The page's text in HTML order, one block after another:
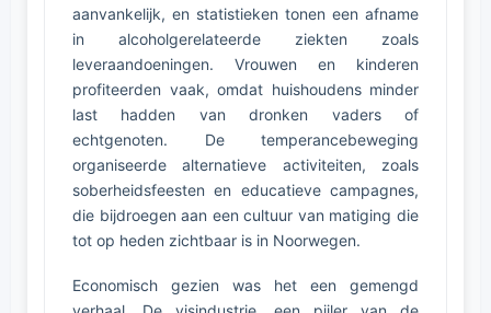
aanvankelijk, en statistieken tonen een afname
in alcoholgerelateerde ziekten zoals
leveraandoeningen. Vrouwen en kinderen
profiteerden vaak, omdat huishoudens minder
last hadden van dronken vaders of
echtgenoten. De temperancebeweging
organiseerde alternatieve activiteiten, zoals
soberheidsfeesten en educatieve campagnes,
die bijdroegen aan een cultuur van matiging die
tot op heden zichtbaar is in Noorwegen.
Economisch gezien was het een gemengd